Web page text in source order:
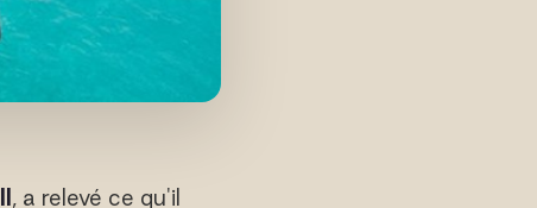
, a relevé ce qu'il